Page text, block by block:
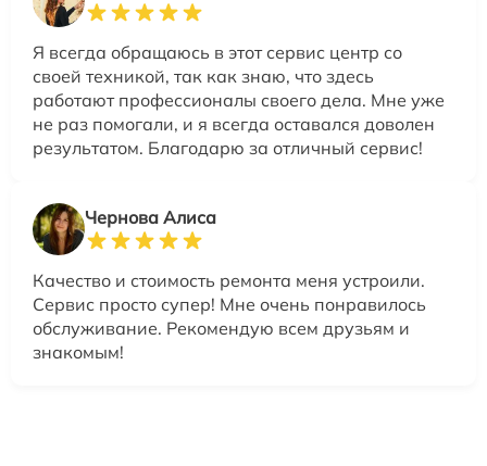
Я всегда обращаюсь в этот сервис центр со
своей техникой, так как знаю, что здесь
работают профессионалы своего дела. Мне уже
не раз помогали, и я всегда оставался доволен
результатом. Благодарю за отличный сервис!
Чернова Алиса
Качество и стоимость ремонта меня устроили.
Сервис просто супер! Мне очень понравилось
обслуживание. Рекомендую всем друзьям и
знакомым!